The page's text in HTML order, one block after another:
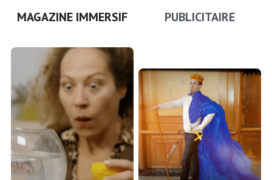
MAGAZINE IMMERSIF
PUBLICITAIRE